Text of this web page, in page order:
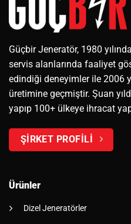
Güçbir Jeneratör, 1980
servis alanlarında faaliyet
edindiği deneyimler ile 2006
üretimine geçmiştir. Şuan
yapıp 100+ ülkeye ihracat
ŞİRKET PROFİLİ
Ürünler
Dizel Jeneratörler